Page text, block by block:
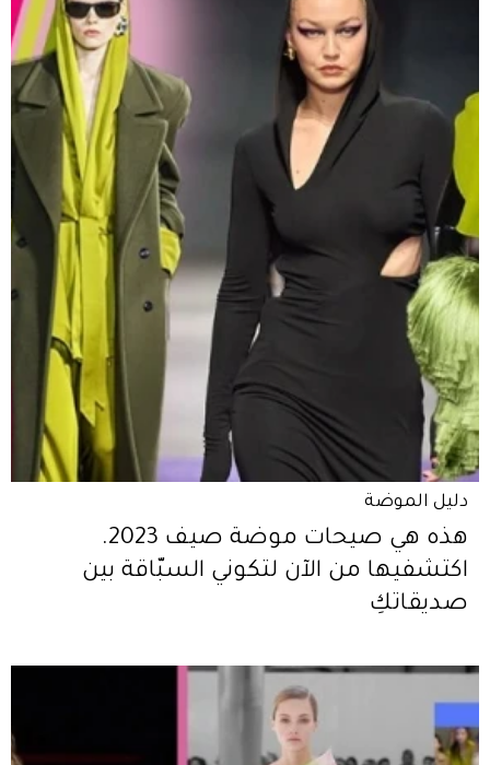
دليل الموضة
هذه هي صيحات موضة صيف 2023.
اكتشفيها من الآن لتكوني السبّاقة بين
صديقاتكِ